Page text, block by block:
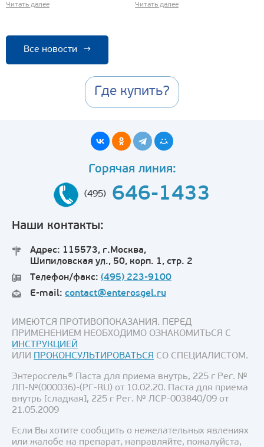
Читать далее Читать далее
Все новости →
Где купить?
Горячая линия:
(495) 646-1433
Наши контакты:
Адрес: 115573, г.Москва,
Шипиловская ул., 50, корп. 1, стр. 2
Телефон/факс: (495) 223-9100
E-mail: contact@enterosgel.ru
ИМЕЮТСЯ ПРОТИВОПОКАЗАНИЯ. ПЕРЕД
ПРИМЕНЕНИЕМ НЕОБХОДИМО ОЗНАКОМИТЬСЯ С
ИНСТРУКЦИЕЙ
ИЛИ ПРОКОНСУЛЬТИРОВАТЬСЯ СО СПЕЦИАЛИСТОМ.
Энтеросгель® Паста для приема внутрь, 225 г Рег. №
ЛП-№(000036)-(РГ-RU) от 10.02.20. Паста для приема
внутрь [сладкая], 225 г Рег. № ЛСР-003840/09 от
21.05.2009
Если Вы хотите сообщить о нежелательных явлениях
или жалобе на препарат, направляйте, пожалуйста,